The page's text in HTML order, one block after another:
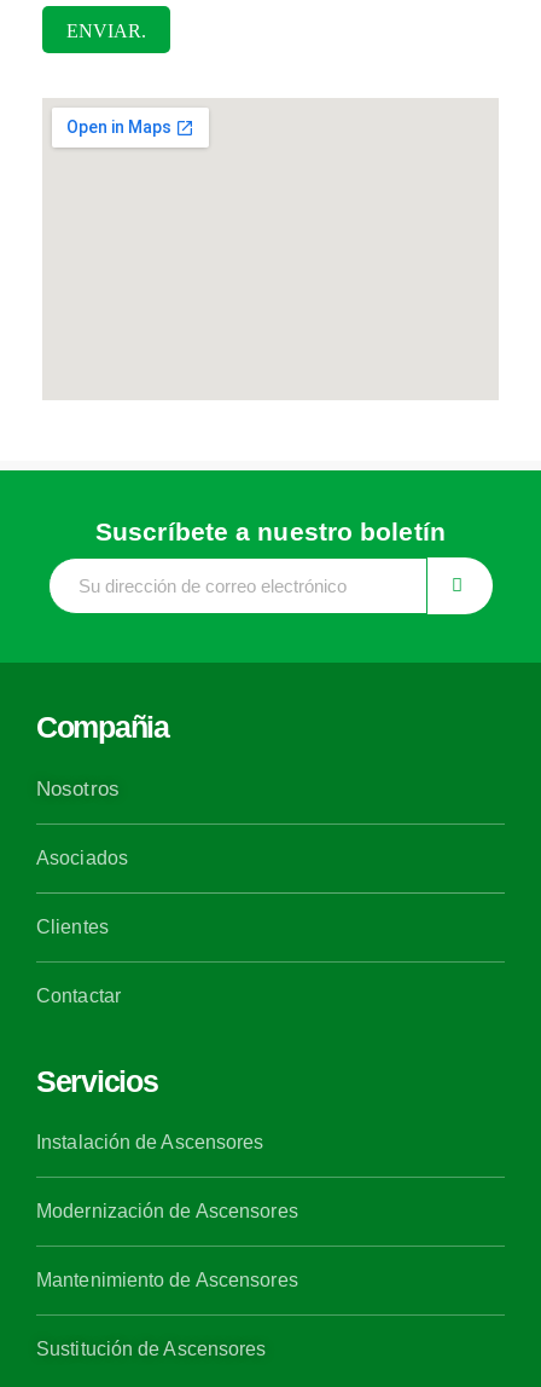
ENVIAR.
Suscríbete a nuestro boletín
Compañia
Nosotros
Asociados
Clientes
Contactar
Servicios
Instalación de Ascensores
Modernización de Ascensores
Mantenimiento de Ascensores
Sustitución de Ascensores